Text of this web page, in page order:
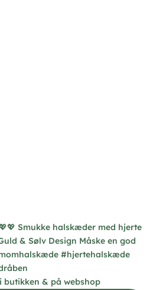
butikken & på webshop